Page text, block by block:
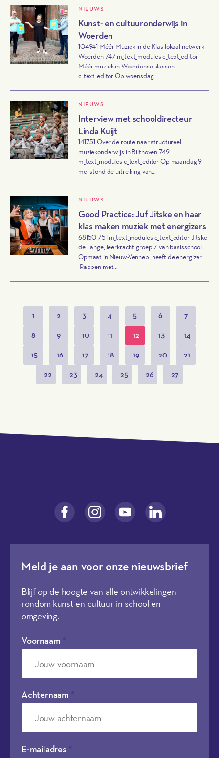
NIEUWS
Kunst- en cultuuronderwijs in
Woerden
104941 Méér Muziek in de Klas lokaal netwerk
Woerden 747 m_text_modules c_text_editor
Méér muziek in Woerdense klassen
c_text_editor Op woensdag...
NIEUWS
Interview met schooldirecteur
Linda Kuijt
141751 Over de route naar structureel
muziekonderwijs in Bilthoven 749
m_text_modules c_text_editor Op maandag 9
mei stond de uitreiking van...
NIEUWS
Good Practice: Juf Jitske en haar
klas maken muziek met energizers
68150 751 m_text_modules c_text_editor Jitske
de Lange, leerkracht groep 7 van basisschool
Opmaat in Nieuw-Vennep, heeft de energizer
‘Rappen met...
1 2 3 4 5 6
7
8
9 10 11 12 13
14
15
16 17 18 19 20
21
22
23 24 25 26 27
Meld je aan voor onze nieuwsbrief
Blijf op de hoogte van alle ontwikkelingen
rondom kunst en cultuur in school en
omgeving.
Voornaam
Achternaam
E-mailadres